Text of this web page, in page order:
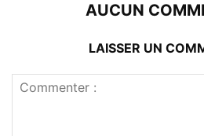
AUCUN
LAISSER UN